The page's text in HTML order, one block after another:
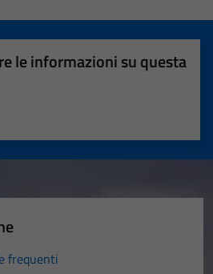
le informazioni su questa
stelle su 5
su 5
5
frequenti